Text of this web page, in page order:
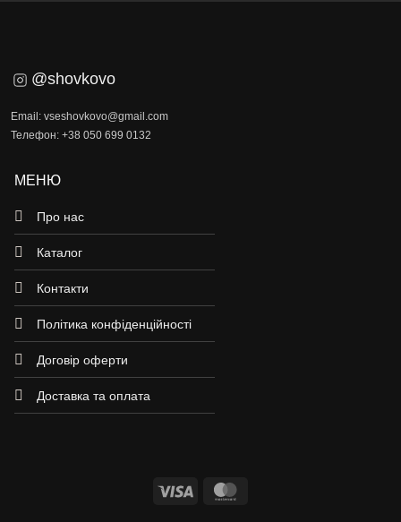
@shovkovo
Email: vseshovkovo@gmail.com
Телефон: +38 050 699 0132
МЕНЮ
Про нас
Каталог
Контакти
Політика конфіденційності
Договір оферти
Доставка та оплата